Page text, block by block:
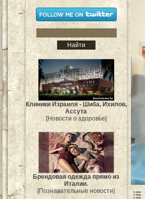
Клиники Израиля - Шиба, Ихилов,
Ассута
[Новости о здоровье]
Брендовая одежда прямо из
Италии.
[Познавательные новости]